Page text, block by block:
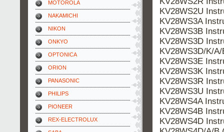
MOTOROLA
NAKAMICHI
NIKON
ONKYO
OPTONICA
ORION
PANASONIC
PHILIPS
PIONEER
REX-ELECTROLUX
KV28WS2U
KV28WS3A
KV28WS3B
KV28WS3D
KV28WS3D/K/
KV28WS3E
KV28WS3K
KV28WS3R
KV28WS3U
KV28WS4A
KV28WS4B
KV28WS4D